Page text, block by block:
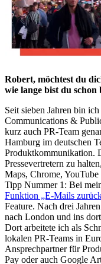
Robert, möchtest du
wie lange bist du schon
Seit sieben Jahren bin
Communications &
kurz auch PR-Team
Hamburg im deutschen
Produktkommunikation.
Pressevertretern zu
Maps, Chrome,
Tipp Nummer 1: Bei
Funktion „E-Mails
Feature. Nach drei
nach London und ins
Dort arbeitete ich als
lokalen PR-Teams in
Ansprechpartner für
Pay oder auch Google